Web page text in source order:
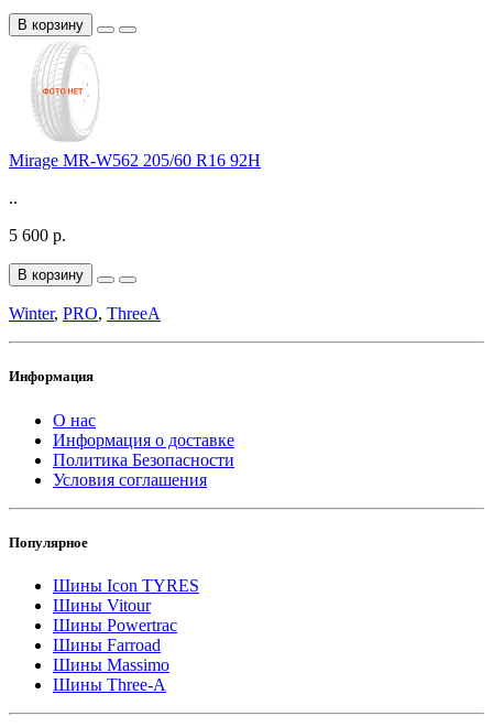
В корзину
Mirage MR-W562 205/60 R16 92H
..
5 600 р.
В корзину
Winter, PRO, ThreeA
Информация
О нас
Информация о доставке
Политика Безопасности
Условия соглашения
Популярное
Шины Icon TYRES
Шины Vitour
Шины Powertrac
Шины Farroad
Шины Massimo
Шины Three-A